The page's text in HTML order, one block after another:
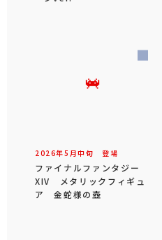
2026年5 月中旬 登場
ファイナルファンタジー
XIV メタリックフィギュ
ア 金蛇様の壺